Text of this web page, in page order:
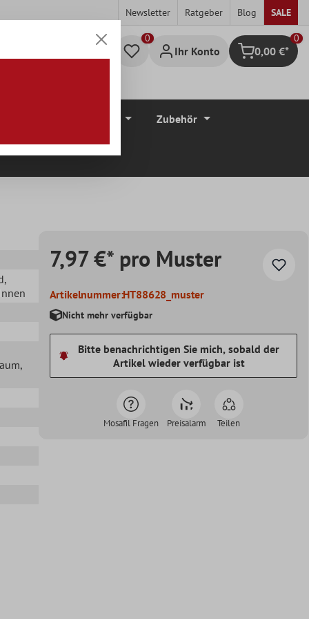
Newsletter Ratgeber Blog SALE
Ihr Konto Warenkorb
0
0,00 €*
Zubehör
,
,
7,97 €* pro Muster
Artikelnummer:HT88628_muster
Nicht mehr verfügbar
Bitte benachrichtigen Sie mich, sobald der
Artikel wieder verfügbar ist
Mosafil Fragen Preisalarm Teilen